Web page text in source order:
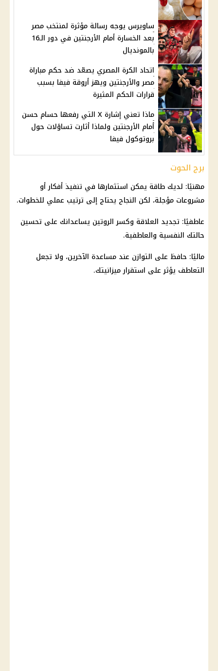
ساويرس يوجه رسالة مؤثرة لمنتخب مصر
بعد الخسارة أمام الأرجنتين في دور الـ16
بالمونديال
اتحاد الكرة المصري يصعّد ضد حكم مباراة
مصر والأرجنتين ويهز أروقة فيفا بسبب
قرارات الحكم المثيرة
ماذا تعني إشارة X التي رفعها حسام حسن
أمام الأرجنتين ولماذا أثارت تساؤلات حول
بروتوكول فيفا
برج الحوت
مهنيًا: لديك طاقة يمكن استثمارها في تنفيذ أفكار أو
مشروعات مؤجلة، لكن النجاح يحتاج إلى ترتيب عملي للخطوات.
عاطفيًا: تجديد العلاقة وكسر الروتين يساعدانك على تحسين
حالتك النفسية والعاطفية.
ماليًا: حافظ على التوازن عند مساعدة الآخرين، ولا تجعل
التعاطف يؤثر على استقرار ميزانيتك.